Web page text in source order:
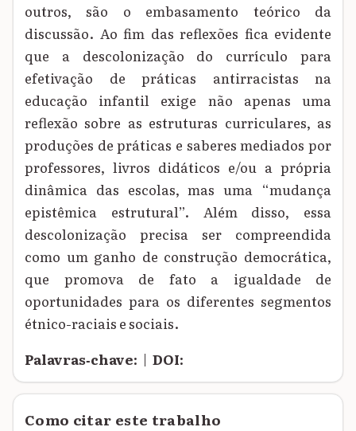
outros, são o embasamento teórico da
discussão. Ao fim das reflexões fica evidente
que a descolonização do currículo para
efetivação de práticas antirracistas na
educação infantil exige não apenas uma
reflexão sobre as estruturas curriculares, as
produções de práticas e saberes mediados por
professores, livros didáticos e/ou a própria
dinâmica das escolas, mas uma “mudança
epistêmica estrutural”. Além disso, essa
descolonização precisa ser compreendida
como um ganho de construção democrática,
que promova de fato a igualdade de
oportunidades para os diferentes segmentos
étnico-raciais e sociais.
Palavras‑chave: | DOI:
Como citar este trabalho